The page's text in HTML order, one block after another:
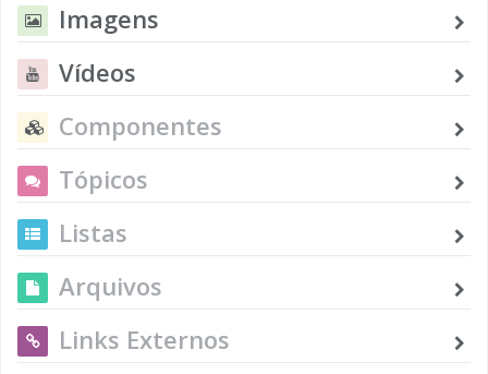
Imagens
Vídeos
Componentes
Tópicos
Listas
Arquivos
Links Externos